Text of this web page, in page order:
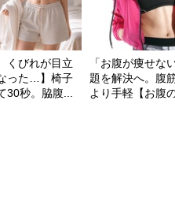
くびれが目立
った…】椅子
30秒。脇腹...
「お腹が痩せな
題を解決へ。腹
より手軽【お腹の